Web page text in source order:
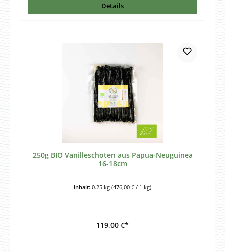
Details
250g BIO Vanilleschoten aus Papua-Neuguinea
16-18cm
Inhalt: 0.25 kg (476,00 € / 1 kg)
119,00 €*